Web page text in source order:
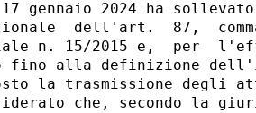
gennaio 2024 ha
dell'art.  87,
n. 15/2015 e,  per
fino alla definizione
la trasmissione degli
che, secondo la